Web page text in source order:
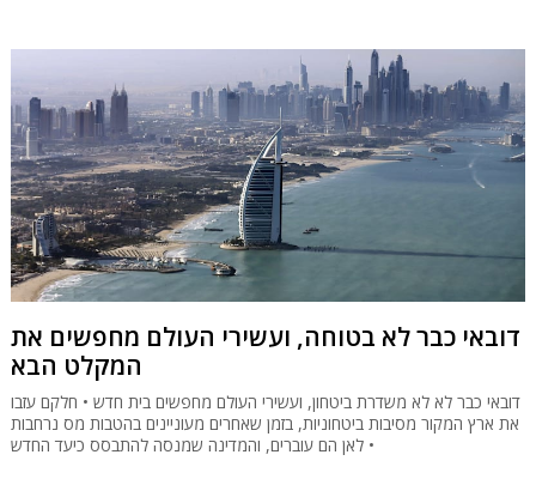
דובאי כבר לא בטוחה, ועשירי העולם מחפשים את
המקלט הבא
דובאי כבר לא לא משדרת ביטחון, ועשירי העולם מחפשים בית חדש • חלקם עזבו
את ארץ המקור מסיבות ביטחוניות, בזמן שאחרים מעוניינים בהטבות מס נרחבות
• לאן הם עוברים, והמדינה שמנסה להתבסס כיעד החדש